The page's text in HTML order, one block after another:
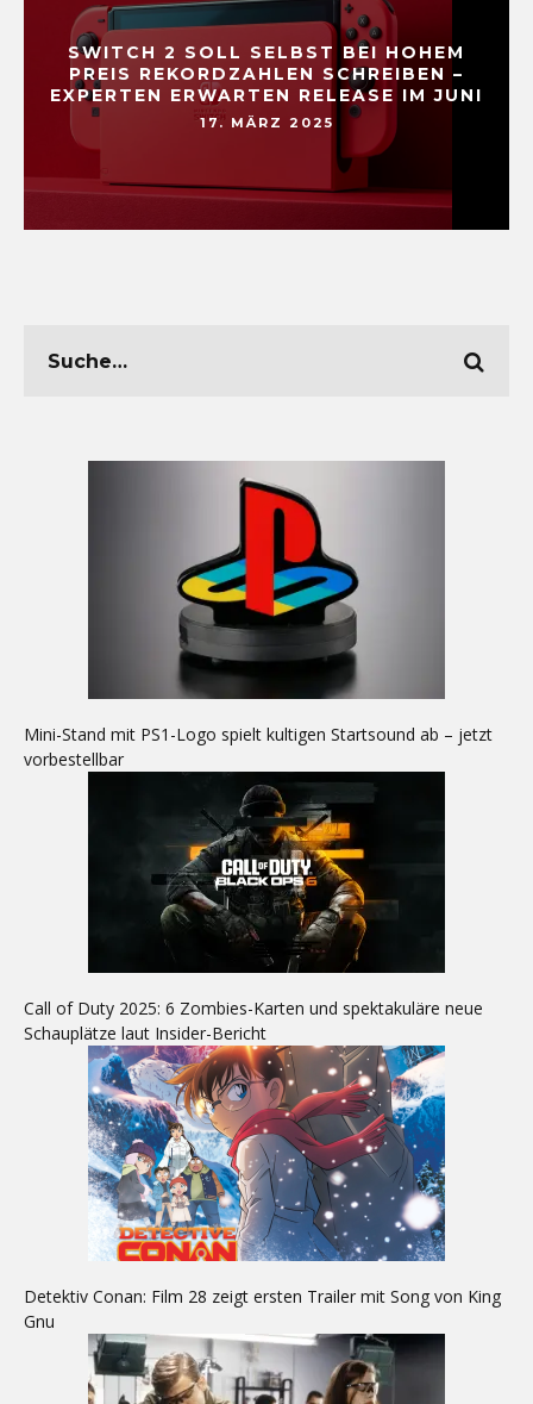
SWITCH 2 SOLL SELBST BEI HOHEM
PREIS REKORDZAHLEN SCHREIBEN –
EXPERTEN ERWARTEN RELEASE IM JUNI
17. MÄRZ 2025
Mini-Stand mit PS1-Logo spielt kultigen Startsound ab – jetzt
vorbestellbar
Call of Duty 2025: 6 Zombies-Karten und spektakuläre neue
Schauplätze laut Insider-Bericht
Detektiv Conan: Film 28 zeigt ersten Trailer mit Song von King
Gnu